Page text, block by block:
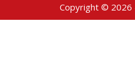
Copyright © 2026